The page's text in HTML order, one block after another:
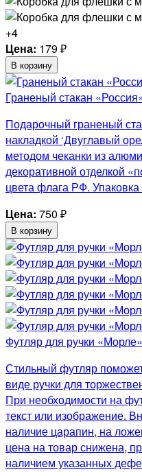
+4
Цена: 179₽
В корзину
Граненый стакан
Подарочный граненый
накладкой ‘Двуглавый
методом чеканки из
декоративной отделкой
цвета флага РФ.
Цена: 750 ₽
В корзину
Футляр для ручки «Морле»
Стильный футляр
виде ручки для
При необходимости на
текст или изображение.
наличие царапин, на
цена на товар снижена,
наличием указанных